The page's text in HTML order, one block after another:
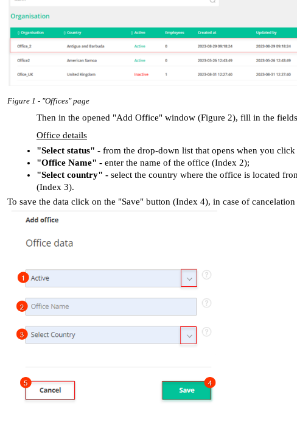
Figure 1 - "Offices" page
Then in the opened "Add Office" window (Figure 2), fill in the
Office details
"Select status" - from the drop-down list that opens when you
"Office Name" - enter the name of the office (Index 2);
"Select country" - select the country where the office is located
(Index 3).
To save the data click on the "Save" button (Index 4), in case of